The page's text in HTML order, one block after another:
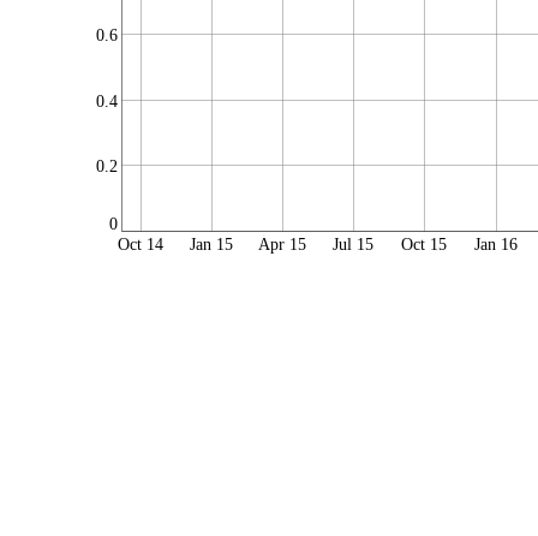
0
0.2
0.4
0.6
Oct 14 Jan 15 Apr 15 Jul 15 Oct 15 Jan 16